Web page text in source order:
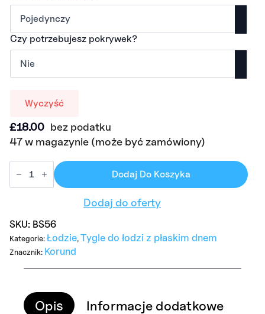
Czy potrzebujesz pokrywek?
Wyczyść
£18.00 bez podatku
47 w magazynie (może być zamówiony)
Dodaj Do Koszyka
Dodaj do oferty
SKU: BS56
Kategorie: Łodzie, Tygle do łodzi z płaskim dnem
Znacznik: Korund
Opis Informacje dodatkowe